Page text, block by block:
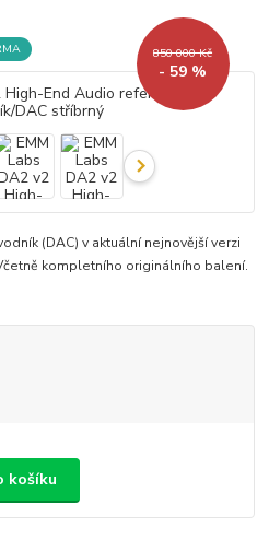
850 000 Kč
- 59 %
(DAC) v aktuální nejnovější verzi
kompletního originálního balení.
košíku